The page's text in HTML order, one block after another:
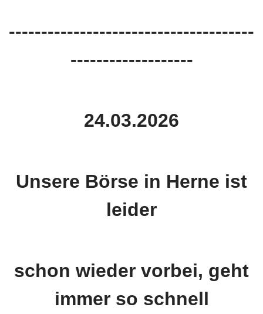
--------------------------------------
-------------------
24.03.2026
Unsere Börse in Herne ist
leider
schon wieder vorbei, geht
immer so schnell